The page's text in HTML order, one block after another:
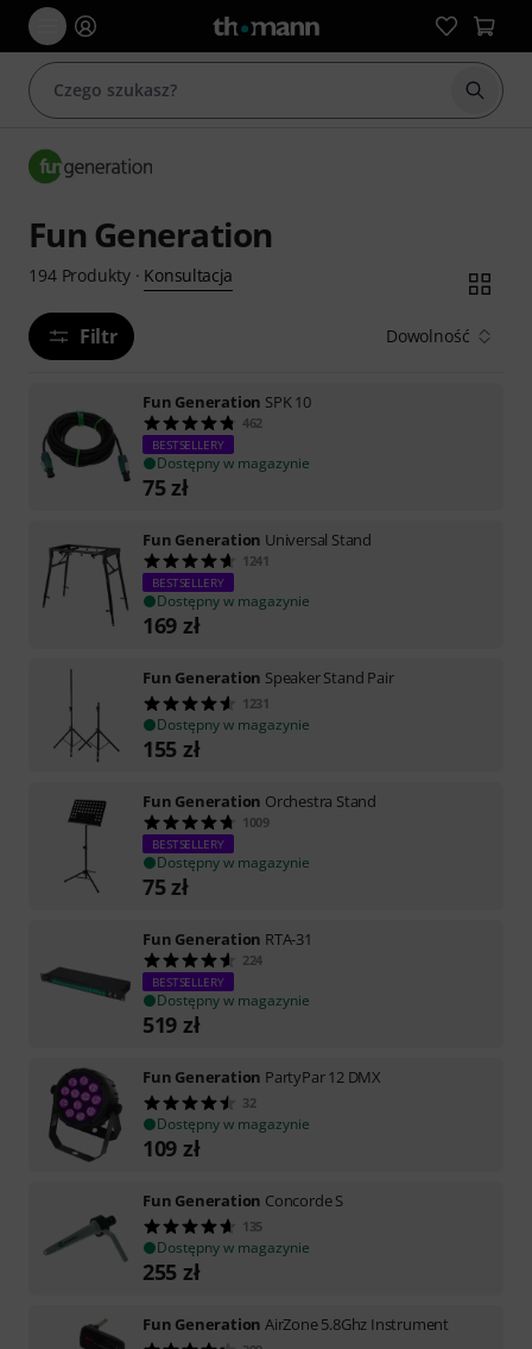
Fun Generation
194 Produkty· Konsultacja
Filtr Dowolność
Fun Generation SPK 10
462
BESTSELLERY
Dostępny w magazynie
75zł
Fun Generation Universal Stand
1241
BESTSELLERY
Dostępny w magazynie
169 zł
Fun Generation Speaker Stand Pair
1231
Dostępny w magazynie
155 zł
Fun Generation Orchestra Stand
1009
BESTSELLERY
Dostępny w magazynie
75zł
Fun Generation RTA-31
224
BESTSELLERY
Dostępny w magazynie
519 zł
Fun Generation PartyPar 12 DMX
32
Dostępny w magazynie
109 zł
Fun Generation Concorde S
135
Dostępny w magazynie
255 zł
Fun Generation AirZone 5.8Ghz Instrument